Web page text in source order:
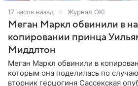
17 часов назад Журнал OK!
Меган Маркл обвинили в
копировании принца
Миддлтон
Меган Маркл обвинили в
которым она поделилась по
вторник герцогиня Сассекская